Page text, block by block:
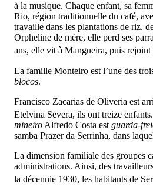
à la musique. Chaque enfant, sa
Rio, région traditionnelle du café,
travaille dans les plantations de riz,
Orpheline de mère, elle perd ses
ans, elle vit à Mangueira, puis rejoint
La famille Monteiro est l’une des
blocos.
Francisco Zacarias de Oliveria est
Etelvina Severa, ils ont treize
mineiro Alfredo Costa est guarda-
samba Prazer da Serrinha, dans
La dimension familiale des groupes
administrations. Ainsi, des
la décennie 1930, les habitants de